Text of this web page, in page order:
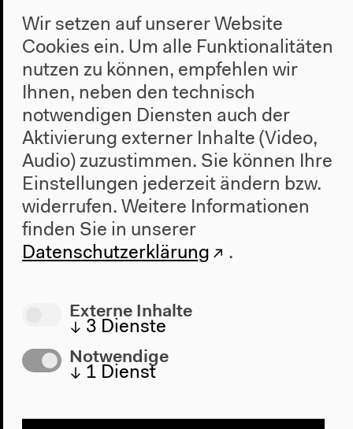
Mo 20.11.2017
15h
Kuratorinnenführung
Führungen(...)
Führungen
Auf Spanisch
Parapolitik: Kulturelle Freiheit und Kalter Krieg
Fr 15.12.2017
Kurator*innenführung
Führungen(...)
Wir setzen auf unserer Website
Cookies ein. Um alle Funktionalitäten
nutzen zu können, empfehlen wir
Ihnen, neben den technisch
notwendigen Diensten auch der
Aktivierung externer Inhalte (Video,
Audio) zuzustimmen. Sie können Ihre
Einstellungen jederzeit ändern bzw.
widerrufen. Weitere Informationen
finden Sie in unserer
Datenschutzerklärung
.
Externe Inhalte
↓ 3 Dienste
Notwendige
↓ 1 Dienst